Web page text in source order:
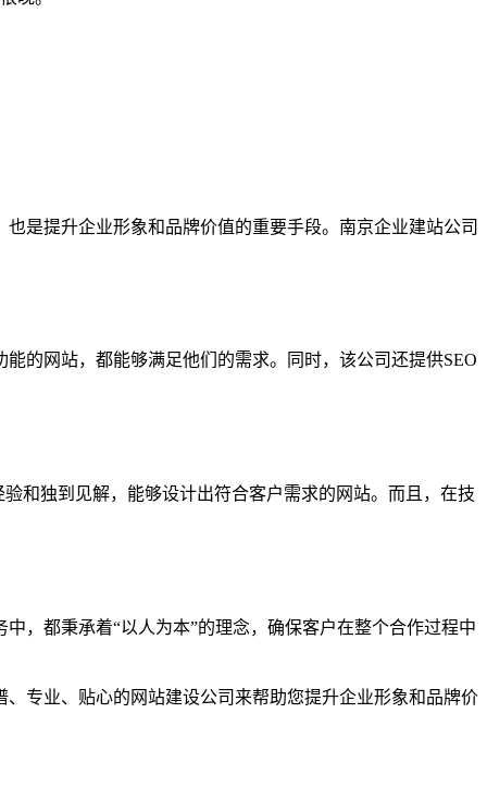
是提升企业形象和品牌价值的重要手段。南京企业建站公司
的网站，都能够满足他们的需求。同时，该公司还提供SEO
和独到见解，能够设计出符合客户需求的网站。而且，在技
，都秉承着“以人为本”的理念，确保客户在整个合作过程中
专业、贴心的网站建设公司来帮助您提升企业形象和品牌价